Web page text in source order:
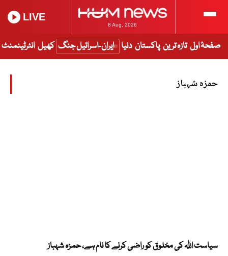
8 Aug, 2026
LIVE
صفحۂ اول تازہ ترین پاکستان دنیا ایران-اسرائیل جنگ کھیل انٹرٹینمنٹ
حمزہ شہباز
سیاست اللہ کی مخلوق کو راضی کرنے کا نام ہے، حمزہ شہباز